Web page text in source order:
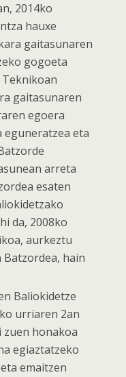
2014ko
hauxe
gaitasunaren
gogoeta
gaitasunaren
egoera
eta
arreta
esaten
da, 2008ko
aurkeztu
hain
Baliokidetze
urriaren 2an
honakoa
egiaztatzeko
emaitzen